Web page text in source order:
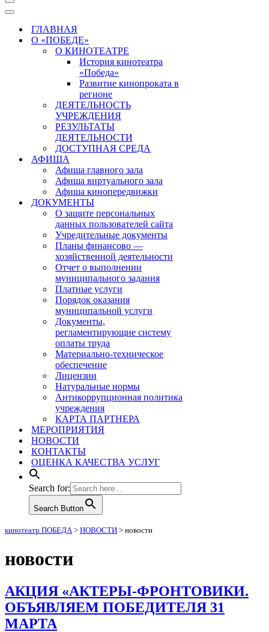
Меню
навигации
Меню
навигацииГЛАВНАЯ
О «ПОБЕДЕ»
О КИНОТЕАТРЕ
История кинотеатра
«Победа»
Развитие кинопроката в
регионе
ДЕЯТЕЛЬНОСТЬ
УЧРЕЖДЕНИЯ
РЕЗУЛЬТАТЫ
ДЕЯТЕЛЬНОСТИ
ДОСТУПНАЯ СРЕДА
АФИША
Афиша главного зала
Афиша виртуального зала
Афиша кинопередвижки
ДОКУМЕНТЫ
О защите персональных
данных пользователей сайта
Учредительные документы
Планы финансово —
хозяйственной деятельности
Отчет о выполнении
муниципального задания
Платные услуги
Порядок оказания
муниципальной услуги
Документы,
регламентирующие систему
оплаты труда
Материально-техническое
обеспечение
Лицензии
Натуральные нормы
Антикоррупционная политика
учреждения
КАРТА ПАРТНЕРА
МЕРОПРИЯТИЯ
НОВОСТИ
КОНТАКТЫ
ОЦЕНКА КАЧЕСТВА УСЛУГ
Search for:
Search Button
кинотеатр ПОБЕДА> НОВОСТИ > новости
новости
АКЦИЯ «АКТЕРЫ-ФРОНТОВИКИ.
ОБЪЯВЛЯЕМ ПОБЕДИТЕЛЯ 31
МАРТА